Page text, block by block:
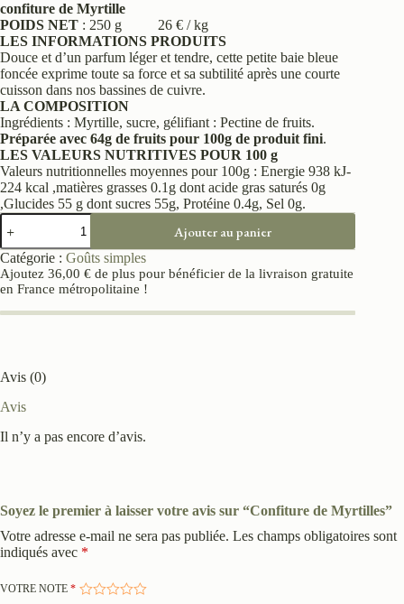
confiture de Myrtille
POIDS NET : 250 g 26 € / kg
LES INFORMATIONS PRODUITS
Douce et d’un parfum léger et tendre, cette petite baie bleue
foncée exprime toute sa force et sa subtilité après une courte
cuisson dans nos bassines de cuivre.
LA COMPOSITION
Ingrédients : Myrtille, sucre, gélifiant : Pectine de fruits.
Préparée avec 64g de fruits pour 100g de produit fini.
LES VALEURS NUTRITIVES POUR 100 g
Valeurs nutritionnelles moyennes pour 100g : Energie 938 kJ-
224 kcal ,matières grasses 0.1g dont acide gras saturés 0g
,Glucides 55 g dont sucres 55g, Protéine 0.4g, Sel 0g.
Ajouter au panier
Catégorie : Goûts simples
Ajoutez 36,00 € de plus pour bénéficier de la livraison gratuite
en France métropolitaine !
Avis (0)
Avis
Il n’y a pas encore d’avis.
Soyez le premier à laisser votre avis sur “Confiture de Myrtilles”
Votre adresse e-mail ne sera pas publiée. Les champs obligatoires sont
indiqués avec *
VOTRE NOTE *